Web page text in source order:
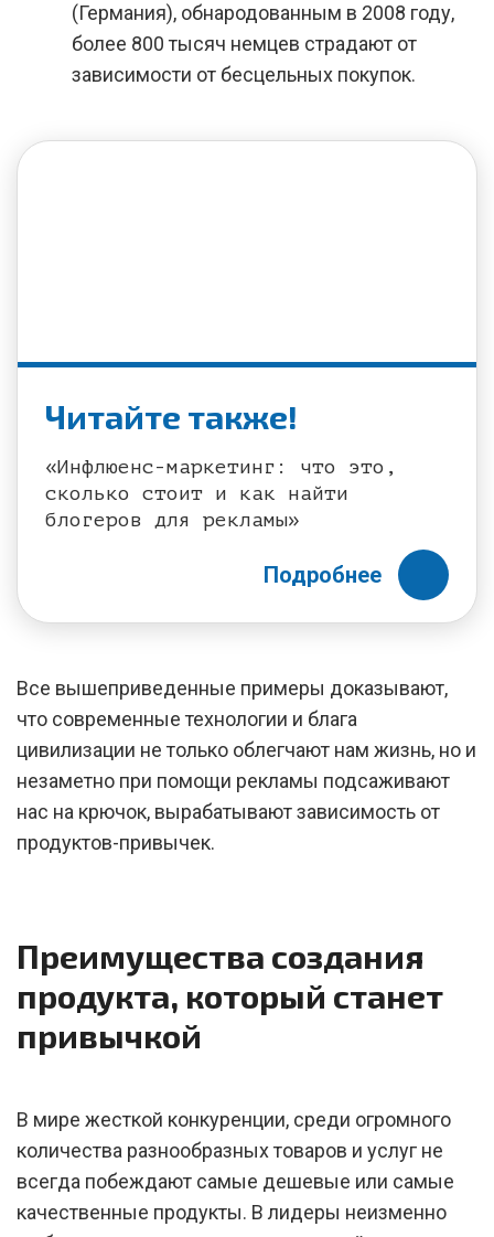
(Германия), обнародованным в 2008 году,
более 800 тысяч немцев страдают от
зависимости от бесцельных покупок.
Читайте также!
«Инфлюенс-маркетинг: что это,
сколько стоит и как найти
блогеров для рекламы»
Подробнее
Все вышеприведенные примеры доказывают,
что современные технологии и блага
цивилизации не только облегчают нам жизнь, но и
незаметно при помощи рекламы подсаживают
нас на крючок, вырабатывают зависимость от
продуктов-привычек.
Преимущества создания
продукта, который станет
привычкой
В мире жесткой конкуренции, среди огромного
количества разнообразных товаров и услуг не
всегда побеждают самые дешевые или самые
качественные продукты. В лидеры неизменно